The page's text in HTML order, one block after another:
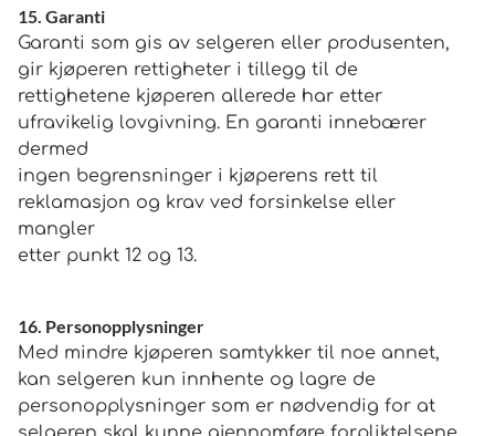
15. Garanti
Garanti som gis av selgeren eller produsenten,
gir kjøperen rettigheter i tillegg til de
rettighetene kjøperen allerede har etter
ufravikelig lovgivning. En garanti innebærer
dermed
ingen begrensninger i kjøperens rett til
reklamasjon og krav ved forsinkelse eller
mangler
etter punkt 12 og 13.
16. Personopplysninger
Med mindre kjøperen samtykker til noe annet,
kan selgeren kun innhente og lagre de
personopplysninger som er nødvendig for at